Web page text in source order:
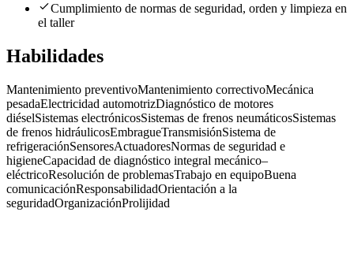
Cumplimiento de normas de seguridad, orden y limpieza en
el taller
Habilidades
Mantenimiento preventivoMantenimiento correctivoMecánica
pesadaElectricidad automotrizDiagnóstico de motores
diéselSistemas electrónicosSistemas de frenos neumáticosSistemas
de frenos hidráulicosEmbragueTransmisiónSistema de
refrigeraciónSensoresActuadoresNormas de seguridad e
higieneCapacidad de diagnóstico integral mecánico–
eléctricoResolución de problemasTrabajo en equipoBuena
comunicaciónResponsabilidadOrientación a la
seguridadOrganizaciónProlijidad